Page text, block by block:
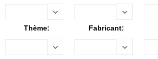
Thème: Fabricant: